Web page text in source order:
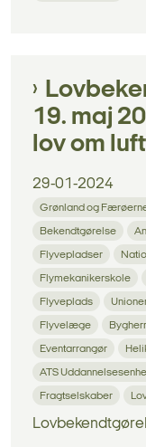
19. maj
lov om
29-01-2024
Grønland og
Bekendtgørelse
Flyvepladser
Flymekanikerskole
Flyveplads
Flyvelæge
Eventarrangør
ATS
Fragtselskaber